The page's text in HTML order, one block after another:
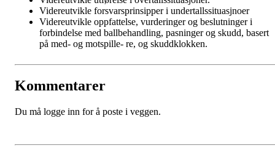
Videreutvikle forsvarsprinsipper i undertallssituasjnoer
Videreutvikle oppfattelse, vurderinger og beslutninger i
forbindelse med ballbehandling, pasninger og skudd, basert
på med- og motspille- re, og skuddklokken.
Kommentarer
Du må logge inn for å poste i veggen.